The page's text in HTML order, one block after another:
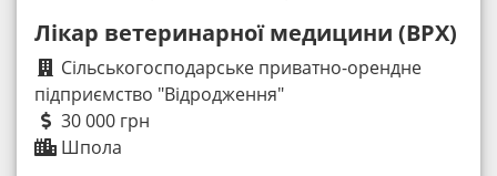
Лікар ветеринарної медицини (ВРХ)
Сільськогосподарське приватно-орендне
підприємство "Відродження"
30 000 грн
Шпола